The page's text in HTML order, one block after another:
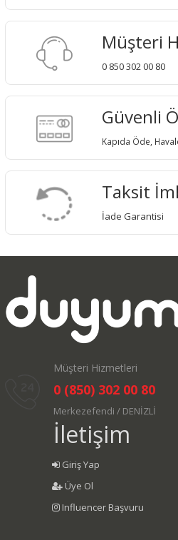
Müşteri
0 850 302 00 80
Güvenli
Kapıda Öde,
Taksit
İade Garantisi
Müşteri Hizmetleri
0 (850) 302 00 80
Merkezefendi / DENİZLİ
İletişim
Giriş Yap
Üye Ol
Influencer Başvuru